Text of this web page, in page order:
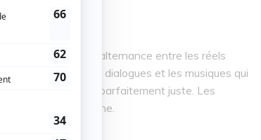
nous charme. L’alternance entre les réels
narration telles des dialogues et les musiques qui
bande sonore, est parfaitement juste. Les
mises en scène.